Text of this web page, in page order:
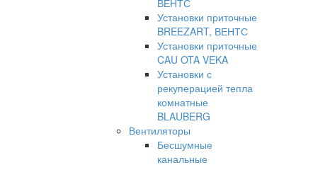
ВЕНТС
Установки приточные
BREEZART, ВЕНТС
Установки приточные
CAU OTA VEKA
Установки с
рекуперацией тепла
комнатные
BLAUBERG
Вентиляторы
Бесшумные
канальные